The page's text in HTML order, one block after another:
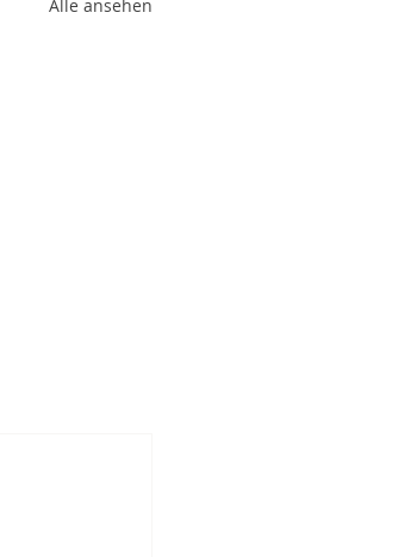
Alle ansehen